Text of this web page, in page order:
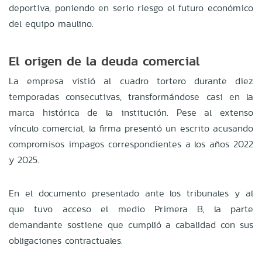
deportiva, poniendo en serio riesgo el futuro económico
del equipo maulino.
El origen de la deuda comercial
La empresa vistió al cuadro tortero durante diez
temporadas consecutivas, transformándose casi en la
marca histórica de la institución. Pese al extenso
vínculo comercial, la firma presentó un escrito acusando
compromisos impagos correspondientes a los años 2022
y 2025.
En el documento presentado ante los tribunales y al
que tuvo acceso el medio Primera B, la parte
demandante sostiene que cumplió a cabalidad con sus
obligaciones contractuales.